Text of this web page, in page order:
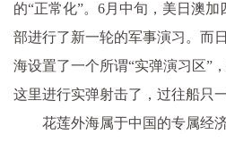
的“正常化”。6月中旬，美日澳
部进行了新一轮的军事演习。而
海设置了一个所谓“实弹演习区”
这里进行实弹射击了，过往船只
花莲外海属于中国的专属经